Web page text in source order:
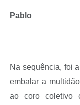
Pablo
Na sequência, foi
embalar a
ao coro coletivo